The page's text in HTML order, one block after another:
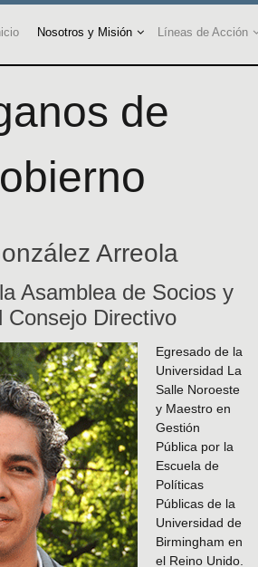
Nosotros y Misión Líneas de Acción
de
Arreola
Asamblea de Socios y
Consejo Directivo
Egresado de la
Universidad La
Salle Noroeste
y Maestro en
Gestión
Pública por la
Escuela de
Políticas
Públicas de la
Universidad de
Birmingham en
el Reino Unido.